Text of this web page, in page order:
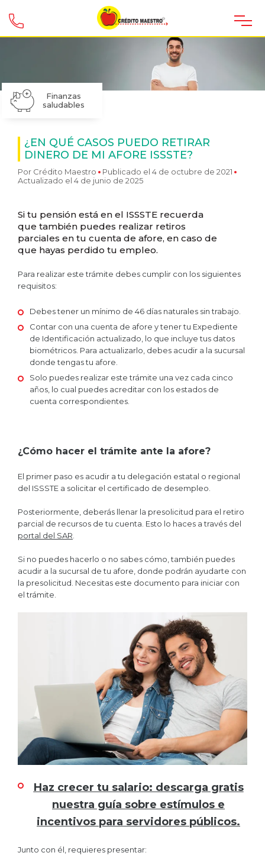
Finanzas
saludables
¿EN QUÉ CASOS PUEDO RETIRAR
DINERO DE MI AFORE ISSSTE?
Por Crédito Maestro
Publicado el 4 de octubre de 2021
Actualizado el 4 de junio de 2025
Si tu pensión está en el ISSSTE recuerda
que también puedes realizar retiros
parciales en tu cuenta de afore, en caso de
que hayas perdido tu empleo.
Para realizar este trámite debes cumplir con los siguientes
requisitos:
Debes tener un mínimo de 46 días naturales sin trabajo.
Contar con una cuenta de afore y tener tu Expediente
de Identificación actualizado, lo que incluye tus datos
biométricos. Para actualizarlo, debes acudir a la sucursal
donde tengas tu afore.
Solo puedes realizar este trámite una vez cada cinco
años, lo cual puedes acreditar con los estados de
cuenta correspondientes.
¿Cómo hacer el trámite ante la afore?
El primer paso es acudir a tu delegación estatal o regional
del ISSSTE a solicitar el certificado de desempleo.
Posteriormente, deberás llenar la presolicitud para el retiro
parcial de recursos de tu cuenta. Esto lo haces a través del
portal del SAR
Si no puedes hacerlo o no sabes cómo, también puedes
acudir a la sucursal de tu afore, donde podrán ayudarte con
la presolicitud. Necesitas este documento para iniciar con
el trámite.
Haz crecer tu salario: descarga gratis
nuestra guía sobre estímulos e
incentivos para servidores públicos.
Junto con él, requieres presentar: